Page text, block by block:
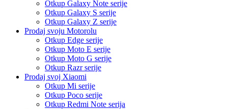
Otkup Galaxy Note serije
Otkup Galaxy S serije
Otkup Galaxy Z serije
Prodaj svoju Motorolu
Otkup Edge serije
Otkup Moto E serije
Otkup Moto G serije
Otkup Razr serije
Prodaj svoj Xiaomi
Otkup Mi serije
Otkup Poco serije
Otkup Redmi Note serija